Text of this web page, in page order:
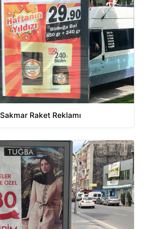
Sakmar Raket Reklamı